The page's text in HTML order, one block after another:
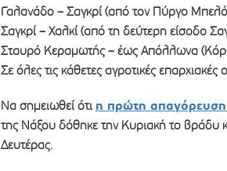
Γαλανάδο – Σαγκρί (από τον Πύργο
Σαγκρί – Χαλκί (από τη δεύτερη είσοδο
Σταυρό Κεραμωτής – έως Απόλλωνα
Σε όλες τις κάθετες αγροτικές
Να σημειωθεί ότι η πρώτη απαγόρευση
της Νάξου δόθηκε την Κυριακή το βράδυ
Δευτέρας.